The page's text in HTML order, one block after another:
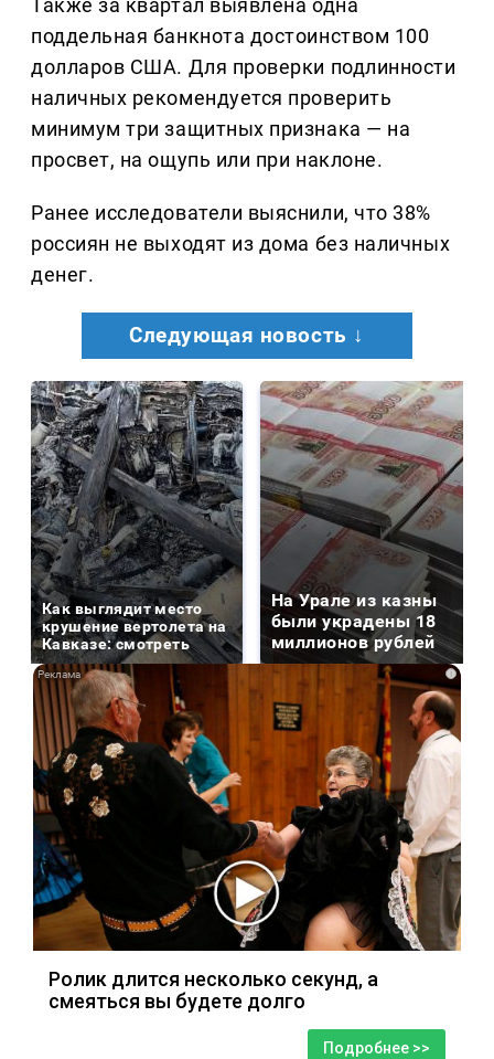
Также за квартал выявлена одна
поддельная банкнота достоинством 100
долларов США. Для проверки подлинности
наличных рекомендуется проверить
минимум три защитных признака — на
просвет, на ощупь или при наклоне.
Ранее исследователи выяснили, что 38%
россиян не выходят из дома без наличных
денег.
Следующая новость ↓
Как выглядит место
крушение вертолета на
Кавказе: смотреть
На Урале из казны
были украдены 18
миллионов рублей
i
Ролик длится несколько секунд, а
смеяться вы будете долго
Подробнее >>